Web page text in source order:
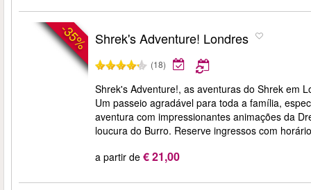
-35% Shrek's Adventure! Londres
(18)
Shrek's Adventure!, as aventuras do Shrek em
Um passeio agradável para toda a família,
aventura com impressionantes animações da
loucura do Burro. Reserve ingressos com
a partir de € 21,00